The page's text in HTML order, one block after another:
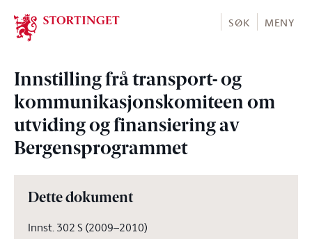
Stortinget.no
SØK MENY
Innstilling frå transport- og
kommunikasjonskomiteen om
utviding og finansiering av
Bergensprogrammet
Dette dokument
Innst. 302 S (2009–2010)